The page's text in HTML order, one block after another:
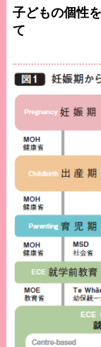
子どもの個性
て